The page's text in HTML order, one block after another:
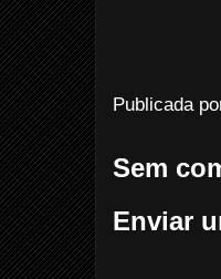
Publicada
Sem
Enviar